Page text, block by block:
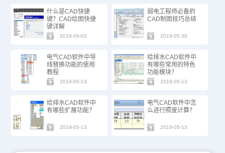
什么是CAD快捷
键？CAD绘图快捷
键详解
2019-09-02
弱电工程师必备的
CAD制图技巧总结
2019-05-30
电气CAD软件中导
线替换功能的使用
教程
2019-05-13
给排水CAD软件中
有哪些常用的特色
功能模块？
2019-05-13
给排水CAD软件中
有哪些扩展功能？
2019-05-13
电气CAD软件中怎
么进行照度计算？
2019-05-13